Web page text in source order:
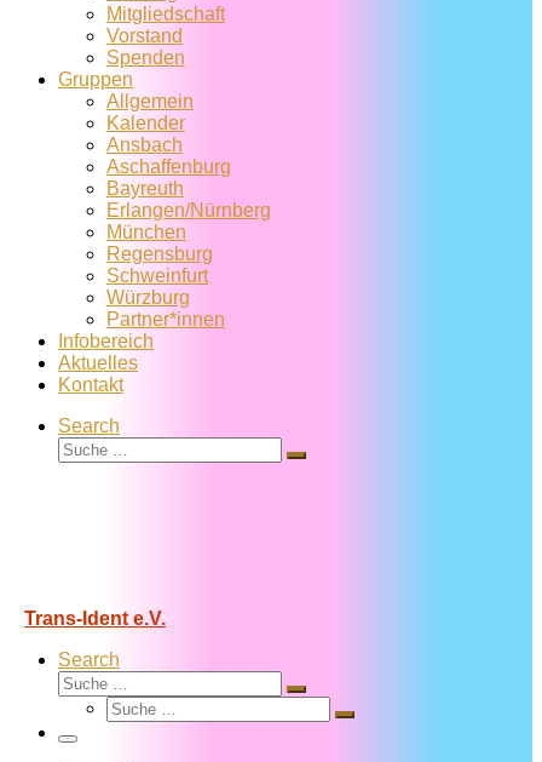
Mitglied­schaft
Vorstand
Spenden
Gruppen
Allgemein
Kalender
Ansbach
Aschaffenburg
Bayreuth
Erlangen/Nürnberg
München
Regensburg
Schweinfurt
Würzburg
Partner*innen
Infobereich
Aktuelles
Kontakt
Search
Suche
Suche
Trans-Ident e.V.
Search
Suche
Suche
Suche
Suche
Menü